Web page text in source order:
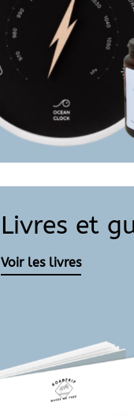
Livres et
Voir les livres